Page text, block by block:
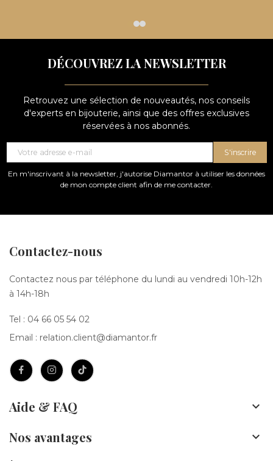
DÉCOUVREZ LA NEWSLETTER
Retrouvez une sélection de nouveautés, nos conseils
d'experts en bijouterie, ainsi que des offres exclusives
réservées à nos abonnés.
S'inscrire
En m'inscrivant à la newsletter, j'autorise Diamantor à utiliser les données
de mon compte client afin de me contacter.
Contactez-nous
Contactez nous par téléphone du lundi au vendredi 10h-12h
à 14h-18h
Tel : 04 66 05 54 02
Email : relation.client@diamantor.fr
Aide & FAQ 
Nos avantages 